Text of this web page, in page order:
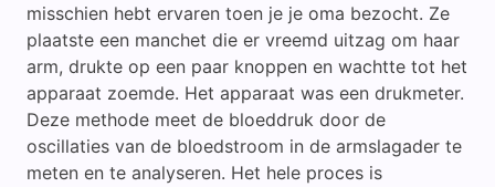
misschien hebt ervaren toen je je oma bezocht. Ze
plaatste een manchet die er vreemd uitzag om haar
arm, drukte op een paar knoppen en wachtte tot het
apparaat zoemde. Het apparaat was een drukmeter.
Deze methode meet de bloeddruk door de
oscillaties van de bloedstroom in de armslagader te
meten en te analyseren. Het hele proces is